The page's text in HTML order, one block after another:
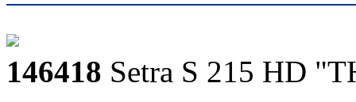
146418 Setra S 215 HD